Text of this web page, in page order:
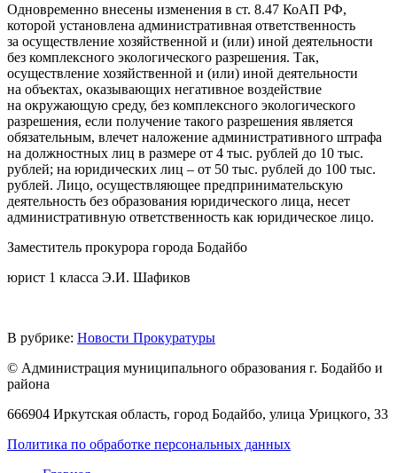
Одновременно внесены изменения в ст. 8.47 КоАП РФ,
которой установлена административная ответственность
за осуществление хозяйственной и (или) иной деятельности
без комплексного экологического разрешения. Так,
осуществление хозяйственной и (или) иной деятельности
на объектах, оказывающих негативное воздействие
на окружающую среду, без комплексного экологического
разрешения, если получение такого разрешения является
обязательным, влечет наложение административного штрафа
на должностных лиц в размере от 4 тыс. рублей до 10 тыс.
рублей; на юридических лиц – от 50 тыс. рублей до 100 тыс.
рублей. Лицо, осуществляющее предпринимательскую
деятельность без образования юридического лица, несет
административную ответственность как юридическое лицо.
Заместитель прокурора города Бодайбо
юрист 1 класса Э.И. Шафиков
В рубрике: Новости Прокуратуры
© Администрация муниципального образования г. Бодайбо и
района
666904 Иркутская область, город Бодайбо, улица Урицкого, 33
Политика по обработке персональных данных